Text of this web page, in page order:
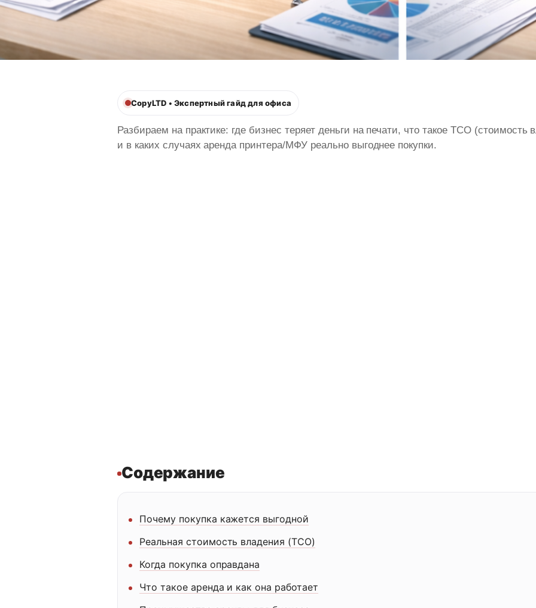
CopyLTD • Экспертный гайд для офиса
Разбираем на практике: где бизнес теряет деньги на печати, что такое TCO (стоимость
и в каких случаях аренда принтера/МФУ реально выгоднее покупки.
Содержание
Почему покупка кажется выгодной
Реальная стоимость владения (TCO)
Когда покупка оправдана
Что такое аренда и как она работает